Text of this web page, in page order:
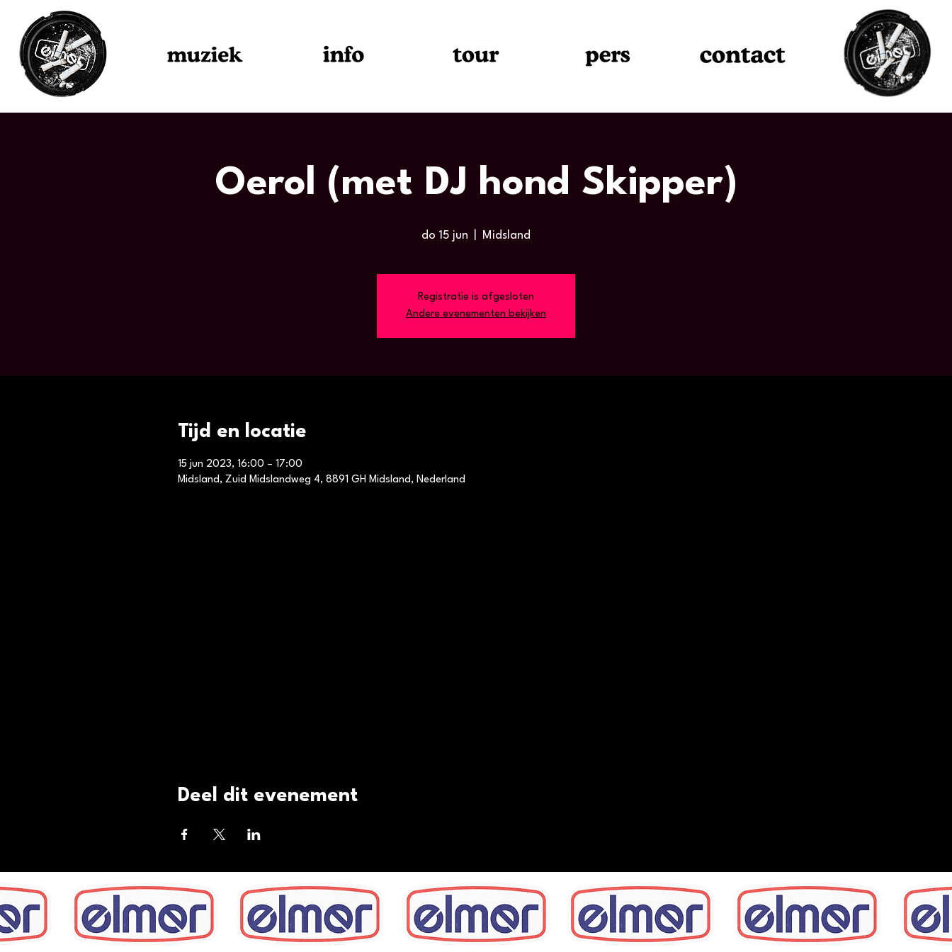
Oerol (met DJ hond Skipper)
do 15 jun Midsland
Registratie is afgesloten
Andere evenementen bekijken
Tijd en locatie
15 jun 2023, 16:00 – 17:00
Midsland, Zuid Midslandweg 4, 8891 GH Midsland, Nederland
Deel dit evenement